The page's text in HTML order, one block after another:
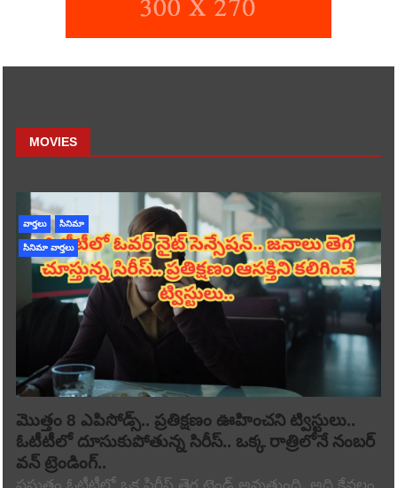
MOVIES
వార్తలు సినిమా
సినిమా వార్తలు
మొత్తం 8 ఎపిసోడ్స్.. ప్రతిక్షణం ఊహించని ట్విస్టులు..
ఓటీటీలో దూసుకుపోతున్న సిరీస్.. ఒక్క రాత్రిలోనే నంబర్
వన్ ట్రెండింగ్..